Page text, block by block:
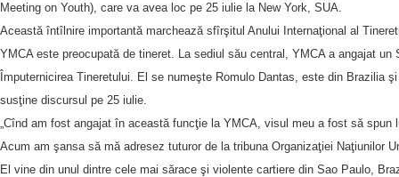
Meeting on Youth), care va avea loc pe 25 iulie la New York, SUA.
Această întîlnire importantă marchează sfîrşitul Anului Internaţional al
YMCA este preocupată de tineret. La sediul său central, YMCA a angajat un
Împuternicirea Tineretului. El se numeşte Romulo Dantas, este din Brazilia
susţine discursul pe 25 iulie.
„Cînd am fost angajat în această funcţie la YMCA, visul meu a fost să spun
Acum am şansa să mă adresez tuturor de la tribuna Organizaţiei Naţiunilor
El vine din unul dintre cele mai sărace şi violente cartiere din Sao Paulo,